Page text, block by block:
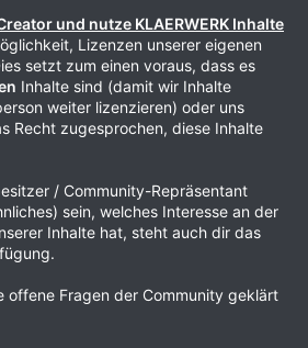
und nutze KLAERWERK Inhalte
Lizenzen unserer eigenen
setzt zum einen voraus, dass es
Inhalte sind (damit wir Inhalte
weiter lizenzieren) oder uns
Recht zugesprochen, diese Inhalte
/ Community-Repräsentant
sein, welches Interesse an der
Inhalte hat, steht auch dir das
offene Fragen der Community geklärt